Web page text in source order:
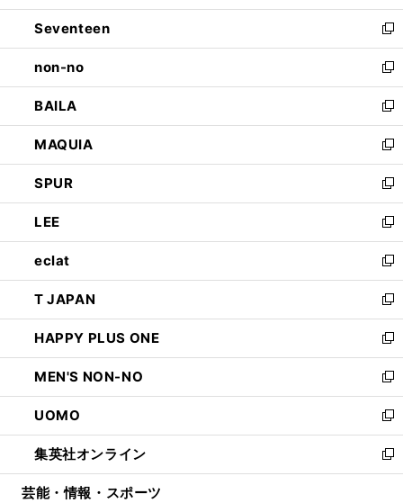
開
く
ウ
で
開
く
ン
ド
ウ
で
開
く
Seventeen
新
し
い
ウ
ィ
ン
ド
ウ
で
開
く
non-no
新
し
い
ウ
ィ
ン
ド
ウ
で
開
く
BAILA
新
し
い
ウ
ィ
ン
ド
ウ
で
開
く
MAQUIA
新
し
い
ウ
ィ
ン
ド
ウ
で
開
く
SPUR
新
し
い
ウ
ィ
ン
ド
ウ
で
開
く
LEE
新
し
い
ウ
ィ
ン
ド
ウ
で
開
く
eclat
新
し
い
ウ
ィ
ン
ド
ウ
で
開
く
T JAPAN
新
し
い
ウ
ィ
ン
ド
ウ
で
開
HAPPY PLUS ONE
新
し
い
ウ
ィ
ン
ド
ウ
MEN'S NON-NO
新
し
い
ウ
ィ
ン
UOMO
新
し
い
ウ
集英社オンライン
新
し
芸能・情報・スポーツ